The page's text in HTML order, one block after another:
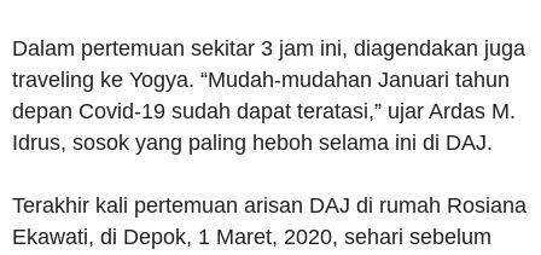
Dalam pertemuan sekitar 3 jam ini, diagendakan juga
traveling ke Yogya. “Mudah-mudahan Januari tahun
depan Covid-19 sudah dapat teratasi,” ujar Ardas M.
Idrus, sosok yang paling heboh selama ini di DAJ.
Terakhir kali pertemuan arisan DAJ di rumah Rosiana
Ekawati, di Depok, 1 Maret, 2020, sehari sebelum